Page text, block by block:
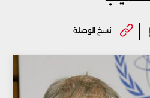
نسخ الوصلة